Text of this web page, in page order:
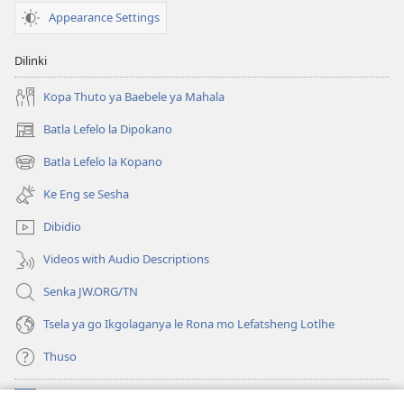
Appearance Settings
Dilinki
Kopa Thuto ya Baebele ya Mahala
Batla Lefelo la Dipokano
(e
bula
tsebe
nngwe)
Batla Lefelo la Kopano
(e
bula
tsebe
e
nngwe)
Ke Eng se Sesha
Dibidio
Videos with Audio Descriptions
Senka JW.ORG/TN
Tsela ya go Ikgolaganya le Rona mo Lefatsheng Lotlhe
Thuso